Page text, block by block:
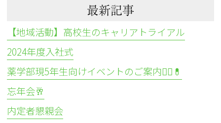
最新記事
【地域活動】高校生のキャリアトライアル
2024年度入社式
薬学部現5年生向けイベントのご案内👩‍⚕️💊
忘年会🥂
内定者懇親会